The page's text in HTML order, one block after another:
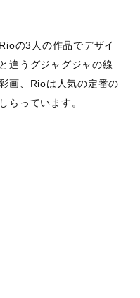
Rioの3人の作品でデザイ
違うグジャグジャの線
画、Rioは人気の定番の
らっています。